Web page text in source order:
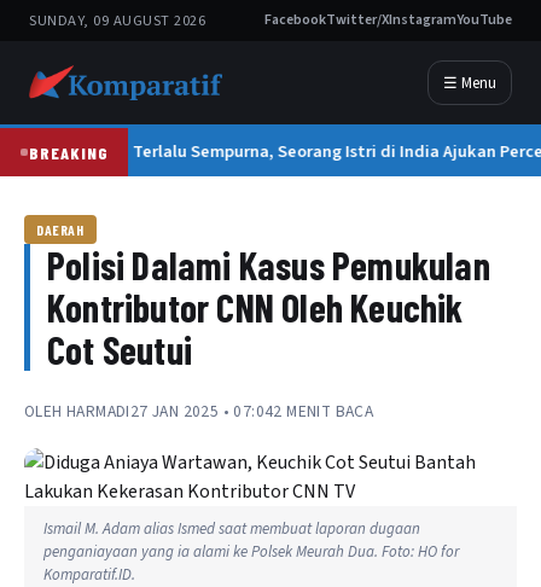
SUNDAY, 09 AUGUST 2026 FacebookTwitter/XInstagramYouTube
☰ Menu
BREAKINGSuami Terlalu Sempurna, Seorang Istri di India Ajukan
DAERAH
Polisi Dalami Kasus Pemukulan
Kontributor CNN Oleh Keuchik
Cot Seutui
OLEH HARMADI27 JAN 2025 • 07:042 MENIT BACA
Ismail M. Adam alias Ismed saat membuat laporan dugaan
penganiayaan yang ia alami ke Polsek Meurah Dua. Foto: HO for
Komparatif.ID.